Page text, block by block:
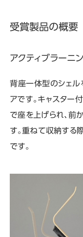
受賞製品の概要
アクティブラーニン
背座一体型のシェル
アです。キャスター
で座を上げられ、前
す。重ねて収納する
です。